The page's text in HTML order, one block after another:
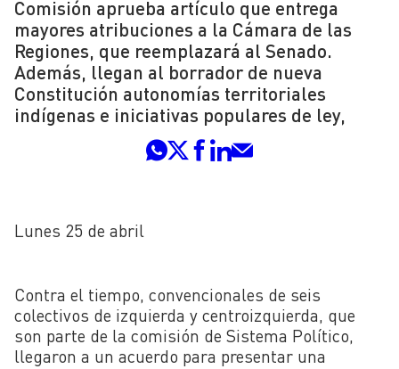
Comisión aprueba artículo que entrega
mayores atribuciones a la Cámara de las
Regiones, que reemplazará al Senado.
Además, llegan al borrador de nueva
Constitución autonomías territoriales
indígenas e iniciativas populares de ley,
Lunes 25 de abril
Contra el tiempo, convencionales de seis
colectivos de izquierda y centroizquierda, que
son parte de la comisión de Sistema Político,
llegaron a un acuerdo para presentar una